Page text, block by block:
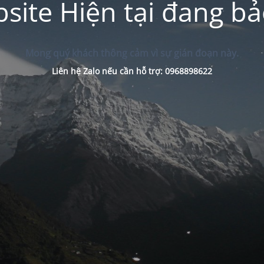
Hiện tại đang
Mong quý khách thông cảm vì sự gián đoạn này.
Liên hệ Zalo nếu cần hỗ trợ: 0968898622